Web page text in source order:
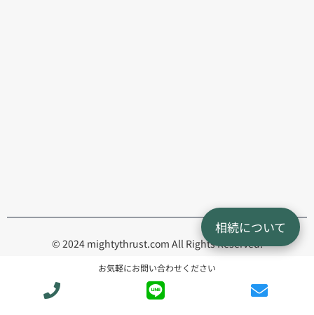
© 2024 mightythrust.com All Rights Reserved.
Back To Top
お気軽にお問い合わせください
相続について